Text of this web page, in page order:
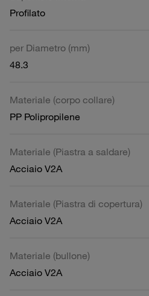
Profilato
per Diametro (mm)
48.3
Materiale (corpo collare)
PP Polipropilene
Materiale (Piastra a saldare)
Acciaio V2A
Materiale (Piastra di copertura)
Acciaio V2A
Materiale (bullone)
Acciaio V2A